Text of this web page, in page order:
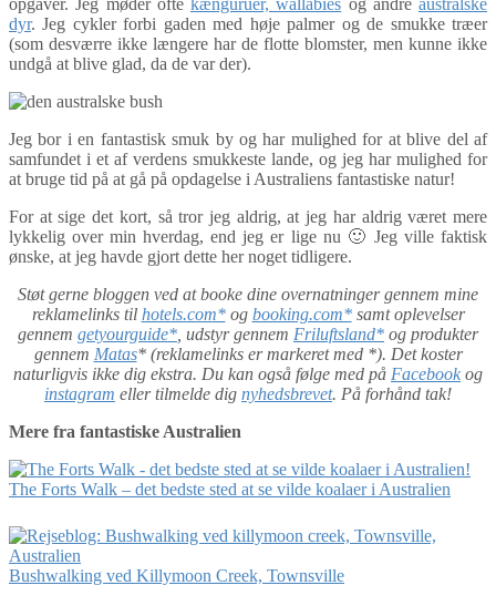
opgaver. Jeg møder ofte kænguruer, wallabies og andre australske
dyr. Jeg cykler forbi gaden med høje palmer og de smukke træer
(som desværre ikke længere har de flotte blomster, men kunne ikke
undgå at blive glad, da de var der).
Jeg bor i en fantastisk smuk by og har mulighed for at blive del af
samfundet i et af verdens smukkeste lande, og jeg har mulighed for
at bruge tid på at gå på opdagelse i Australiens fantastiske natur!
For at sige det kort, så tror jeg aldrig, at jeg har aldrig været mere
lykkelig over min hverdag, end jeg er lige nu 🙂 Jeg ville faktisk
ønske, at jeg havde gjort dette her noget tidligere.
Støt gerne bloggen ved at booke dine overnatninger gennem mine
reklamelinks til hotels.com*og booking.com*samt oplevelser
gennem getyourguide* , udstyr gennem Friluftsland* og produkter
gennem Matas* (reklamelinks er markeret med *). Det koster
naturligvis ikke dig ekstra. Du kan også følge med på Facebook og
instagram eller tilmelde dig nyhedsbrevet. På forhånd tak!
Mere fra fantastiske Australien
The Forts Walk – det bedste sted at se vilde koalaer i Australien
Bushwalking ved Killymoon Creek, Townsville